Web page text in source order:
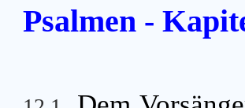
Psalmen -